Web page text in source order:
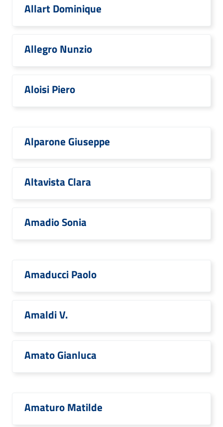
Allart Dominique
Allegro Nunzio
Aloisi Piero
Alparone Giuseppe
Altavista Clara
Amadio Sonia
Amaducci Paolo
Amaldi V.
Amato Gianluca
Amaturo Matilde